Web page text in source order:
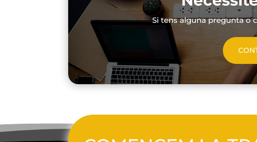
Si tens alguna pregunta o